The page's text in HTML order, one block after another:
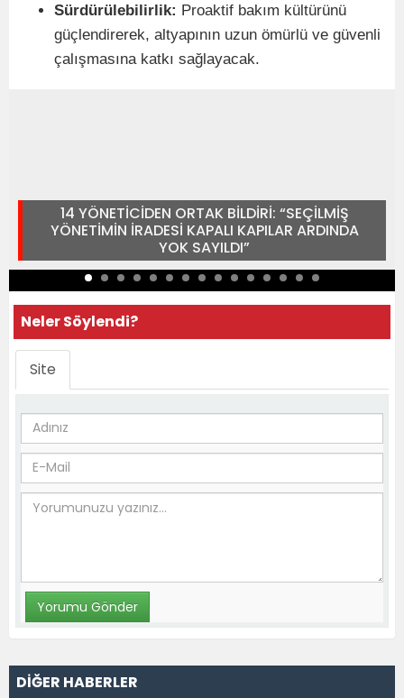
Sürdürülebilirlik: Proaktif bakım kültürünü
güçlendirerek, altyapının uzun ömürlü ve güvenli
çalışmasına katkı sağlayacak.
14 YÖNETİCİDEN ORTAK BİLDİRİ: “SEÇİLMİŞ
YÖNETİMİN İRADESİ KAPALI KAPILAR ARDINDA
YOK SAYILDI”
Neler Söylendi?
Site
DİĞER HABERLER